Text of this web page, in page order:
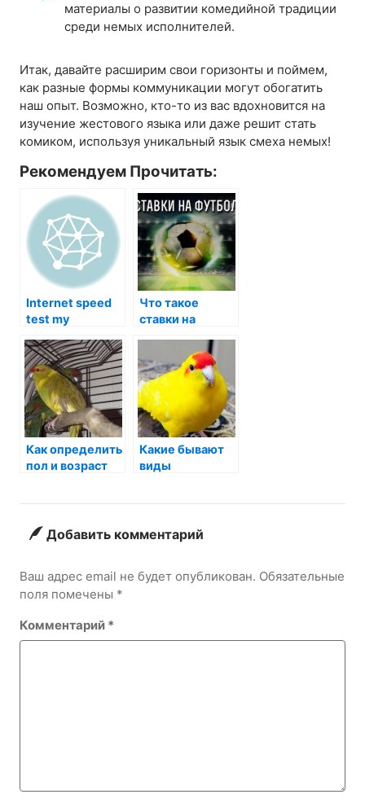
материалы о развитии комедийной традиции
среди немых исполнителей.
Итак, давайте расширим свои горизонты и поймем,
как разные формы коммуникации могут обогатить
наш опыт. Возможно, кто-то из вас вдохновится на
изучение жестового языка или даже решит стать
комиком, используя уникальный язык смеха немых!
Рекомендуем Прочитать:
Internet speed
test my
Что такое
ставки на
Как определить
пол и возраст
Какие бывают
виды
Добавить комментарий
Ваш адрес email не будет опубликован. Обязательные
поля помечены *
Комментарий *